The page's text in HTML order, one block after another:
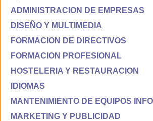
ADMINISTRACION DE EMPRESAS
DISEÑO Y MULTIMEDIA
FORMACION DE DIRECTIVOS
FORMACION PROFESIONAL
HOSTELERIA Y RESTAURACION
IDIOMAS
MANTENIMIENTO DE EQUIPOS
MARKETING Y PUBLICIDAD